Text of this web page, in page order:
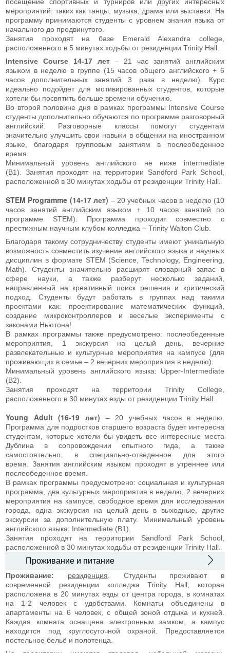
мероприятий: таких как танцы, музыка, драма или выставки. На
программу принимаются студенты с уровнем знания языка от
начального до продвинутого.
Занятия проходят на базе Emerald Alexandra college,
расположенного в 5 минутах ходьбы от резиденции Trinity Hall.
Intensive Course 14-17 лет– 21 час занятий английским
языком в неделю в группе (15 часов общего английского + 6
часов дополнительных занятий 3 раза в неделю). Курс
идеально подойдет для мотивированных студентов, которые
хотели бы посвятить больше времени обучению.
Во второй половине дня в рамках программы Intensive Course
студенты дополнительно обучаются по программе разговорный
английский. Разговорные классы помогут студентам
значительно улучшить свои навыки в общении на иностранном
языке, благодаря групповым занятиям в послеобеденное
время.
Минимальный уровень английского не ниже intermediate
(B1). Занятия проходят на территории Sandford Park School,
расположенной в 30 минутах ходьбы от резиденции Trinity Hall.
STEM Programme (14-17 лет) – 20 учебных часов в неделю (10
часов занятий английским языком + 10 часов занятий по
программе STEM). Программа проходит совместно с
престижным научным клубом колледжа – Trinity Walton Club.
Благодаря такому сотрудничеству студенты имеют уникальную
возможность совместить изучение английского языка и научных
дисциплин в формате STEM (Science, Technology, Engineering,
Math). Студенты значительно расширят словарный запас в
сфере науки, а также разберут несколько заданий,
направленный на креативный поиск решения и критический
подход. Студенты будут работать в группах над такими
проектами как: проектирование математических функций,
создание микроконтроллеров и веселые эксперименты с
законами Ньютона!
В рамках программы также предусмотрено: послеобеденные
мероприятия, 1 экскурсия на целый день, вечерние
развлекательные и культурные мероприятия на кампусе (для
проживающих в семье – 2 вечерних мероприятия в неделю).
Минимальный уровень английского языка: Upper-Intermediate
(B2).
Занятия проходят на территории Trinity College,
расположенного в 30 минутах езды от резиденции Trinity Hall.
Young Adult (16-19 лет)
– 20 учебных часов в неделю.
Программа для подростков старшего возраста будет интересна
студентам, которые хотели бы увидеть все интересные места
Дублина в сопровождении опытного гида, а также
самостоятельно, в специально-отведенное для этого
время. Занятия английским языком проходят в утреннее или
послеобеденное время.
В рамках программы предусмотрено: социальная и культурная
программа, два культурных мероприятия в неделю, 2 вечерних
мероприятия на кампусе, свободное время для исследования
города, одна экскурсия на целый день в выходные, другие
экскурсии за дополнительную плату. Минимальный уровень
английского языка: Intermediate (B1).
Занятия проходят на территории Sandford Park School,
расположенной в 30 минутах ходьбы от резиденции Trinity Hall.
Проживание и питание
Проживание: резиденция . Студенты проживают в
современной резиденции колледжа Trinity Hall, которая
расположена в 20 минутах езды от центра города, в комнатах
на 1-2 человек с удобствами. Комнаты объединены в
апартаменты на 6 человек, с общей зоной отдыха и кухней.
Каждая комната оснащена электронным замком, а кампус
находится под круглосуточной охраной. Предоставляется
постельное бельё и полотенца.